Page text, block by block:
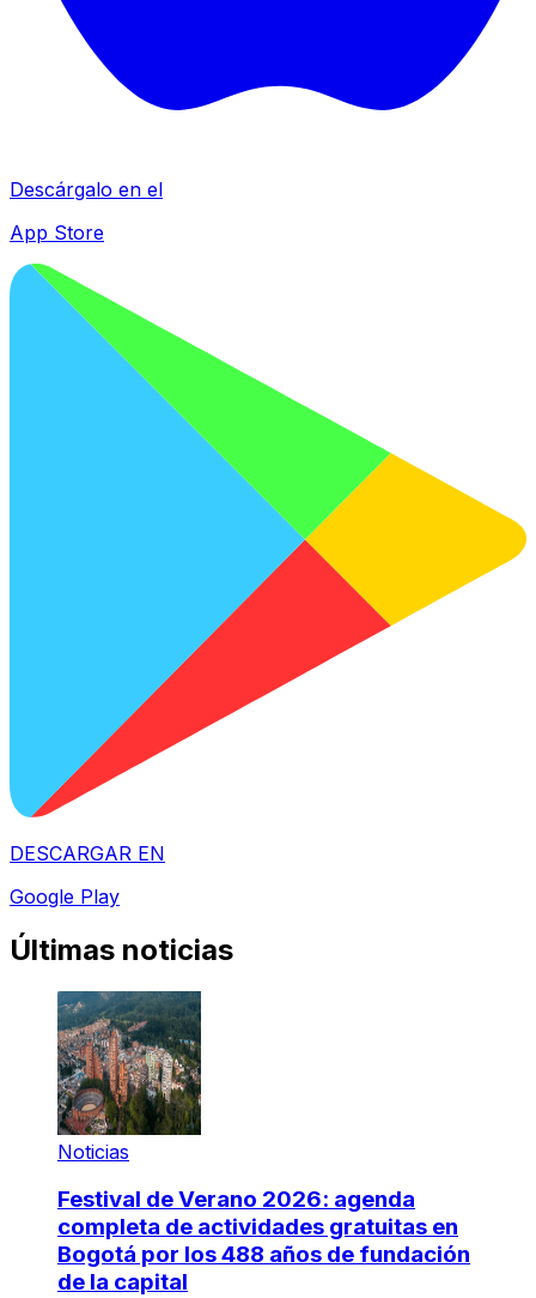
Descárgalo en el
App Store
DESCARGAR EN
Google Play
Últimas noticias
Noticias
Festival de Verano 2026: agenda
completa de actividades gratuitas en
Bogotá por los 488 años de fundación
de la capital